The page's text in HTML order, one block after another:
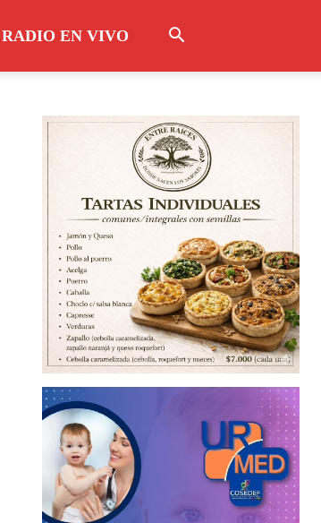
RADIO EN VIVO